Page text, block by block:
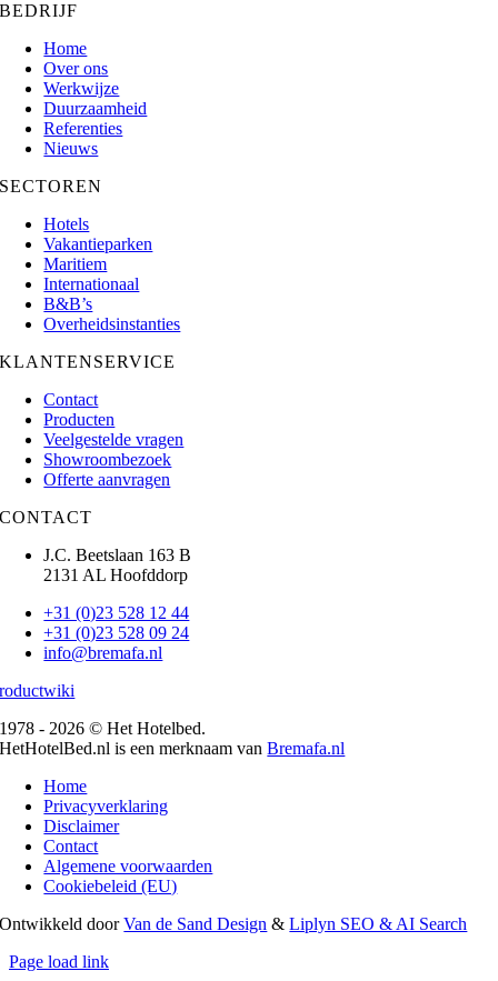
BEDRIJF
Home
Over ons
Werkwijze
Duurzaamheid
Referenties
Nieuws
SECTOREN
Hotels
Vakantieparken
Maritiem
Internationaal
B&B’s
Overheidsinstanties
KLANTENSERVICE
Contact
Producten
Veelgestelde vragen
Showroombezoek
Offerte aanvragen
CONTACT
J.C. Beetslaan 163 B
2131 AL Hoofddorp
+31 (0)23 528 12 44
+31 (0)23 528 09 24
info@bremafa.nl
1978 - 2026 © Het Hotelbed.
HetHotelBed.nl is een merknaam vanBremafa.nl
Home
Privacyverklaring
Disclaimer
Contact
Algemene voorwaarden
Cookiebeleid (EU)
Ontwikkeld doorVan de Sand Design &Liplyn SEO & AI Search
Page load link